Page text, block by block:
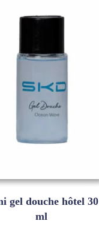
gel douche hôtel 30
ml